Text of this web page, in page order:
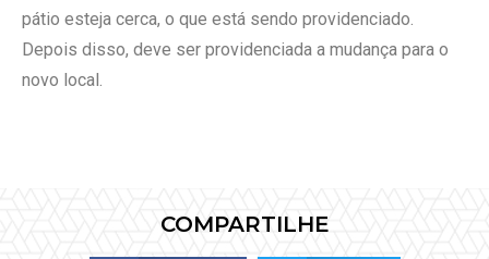
pátio esteja cerca, o que está sendo providenciado.
Depois disso, deve ser providenciada a mudança para o
novo local.
COMPARTILHE